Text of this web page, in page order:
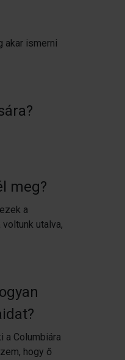
akar ismerni
meg?
a
utalva,
a Columbiára
hogy ő